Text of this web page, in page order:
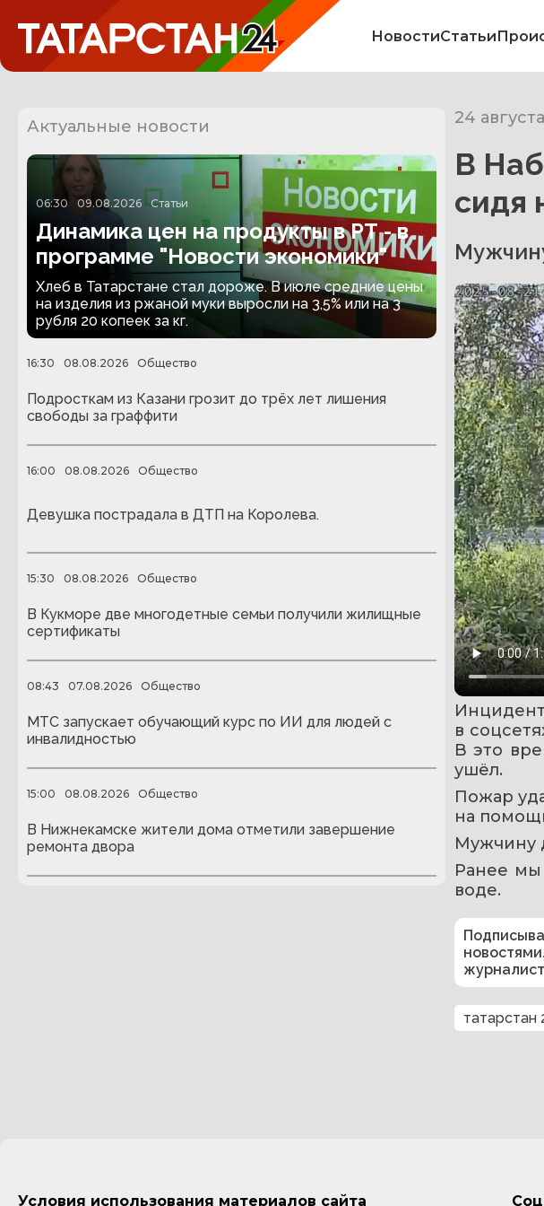
НовостиСтатьи
Актуальные новости
06:30 09.08.2026 Статьи
Динамика цен на продукты в РТ - в
программе "Новости экономики"
Хлеб в Татарстане стал дороже. В июле средние цены
на изделия из ржаной муки выросли на 3,5% или на 3
рубля 20 копеек за кг.
16:30 08.08.2026 Общество
Подросткам из Казани грозит до трёх лет лишения
свободы за граффити
16:00 08.08.2026 Общество
Девушка пострадала в ДТП на Королева.
15:30 08.08.2026 Общество
В Кукморе две многодетные семьи получили жилищные
сертификаты
08:43 07.08.2026 Общество
МТС запускает обучающий курс по ИИ для людей с
инвалидностью
15:00 08.08.2026 Общество
В Нижнекамске жители дома отметили завершение
ремонта двора
24
В
сидя
в
В это
ушёл.
Пожар
на
Мужчину
Ранее мы
воде.
татарстан
Условия использования материалов сайта